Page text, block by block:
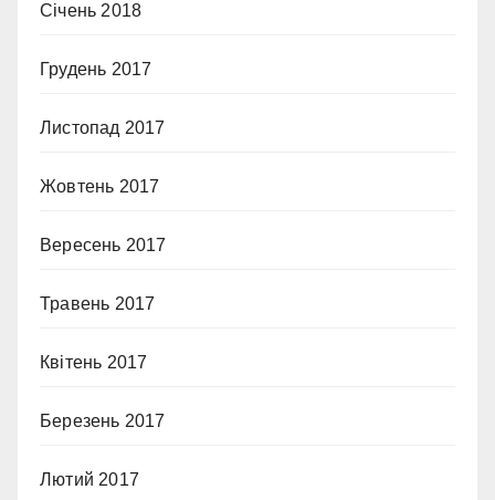
Січень 2018
Грудень 2017
Листопад 2017
Жовтень 2017
Вересень 2017
Травень 2017
Квітень 2017
Березень 2017
Лютий 2017